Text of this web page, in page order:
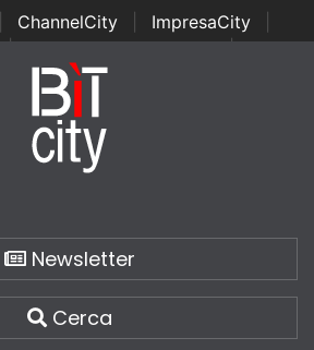
ChannelCity ImpresaCity
| Italian Channel Awards | Italian
Italian Security Awards
Newsletter
Cerca